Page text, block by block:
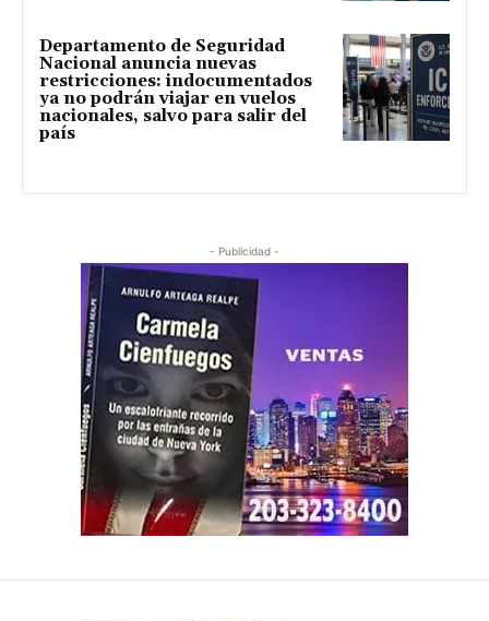
Departamento de Seguridad
Nacional anuncia nuevas
restricciones: indocumentados
ya no podrán viajar en vuelos
nacionales, salvo para salir del
país
- Publicidad -